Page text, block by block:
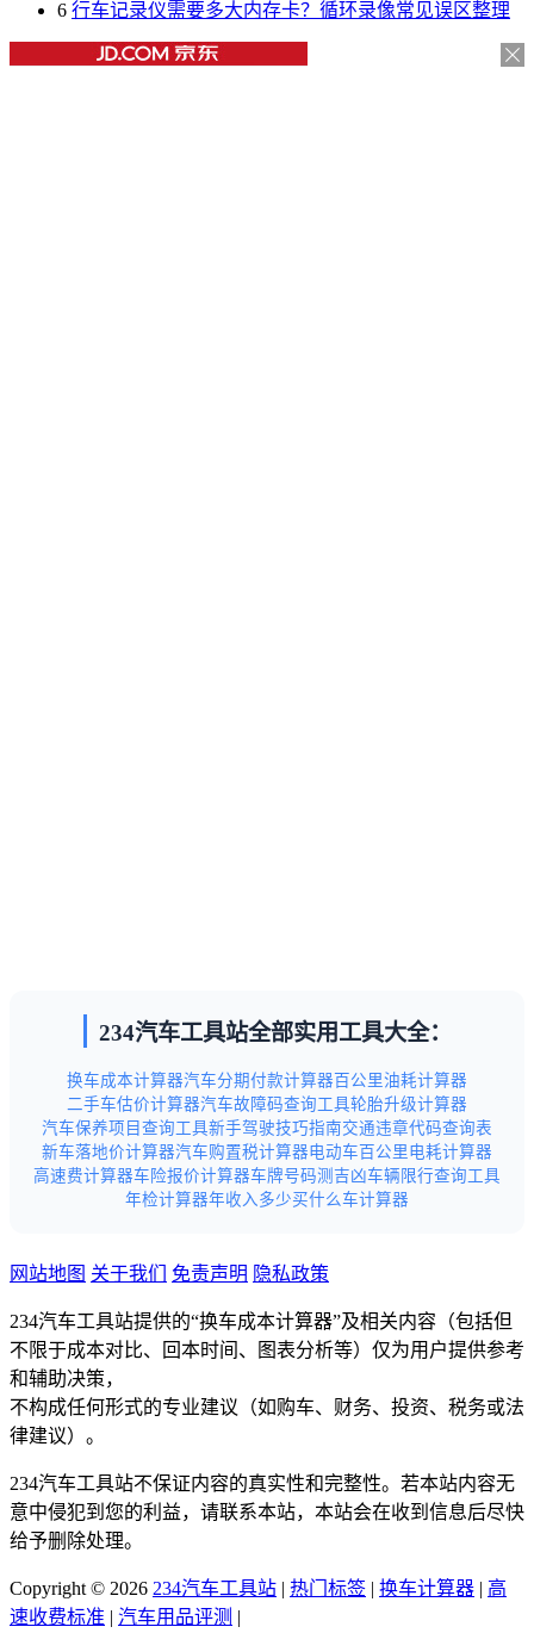
6 行车记录仪需要多大内存卡？循环录像常见误区整理
234汽车工具站全部实用工具大全：
换车成本计算器汽车分期付款计算器百公里油耗计算器
二手车估价计算器汽车故障码查询工具轮胎升级计算器
汽车保养项目查询工具新手驾驶技巧指南交通违章代码查询表
新车落地价计算器汽车购置税计算器电动车百公里电耗计算器
高速费计算器车险报价计算器车牌号码测吉凶车辆限行查询工具
年检计算器年收入多少买什么车计算器
网站地图 关于我们 免责声明 隐私政策
234汽车工具站提供的“换车成本计算器”及相关内容（包括但
不限于成本对比、回本时间、图表分析等）仅为用户提供参考
和辅助决策，
不构成任何形式的专业建议（如购车、财务、投资、税务或法
律建议）。
234汽车工具站不保证内容的真实性和完整性。若本站内容无
意中侵犯到您的利益，请联系本站，本站会在收到信息后尽快
给予删除处理。
Copyright © 2026 234汽车工具站 | 热门标签 | 换车计算器 | 高
速收费标准 | 汽车用品评测 |